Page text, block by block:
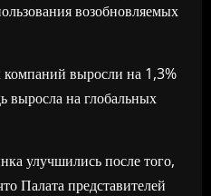
возобновляемых
выросли на 1,3%
выросла на глобальных
улучшились после того,
Палата представителей